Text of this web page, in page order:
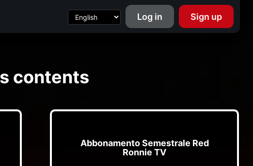
Log in Sign up
contents
Abbonamento Semestrale Red
Ronnie TV